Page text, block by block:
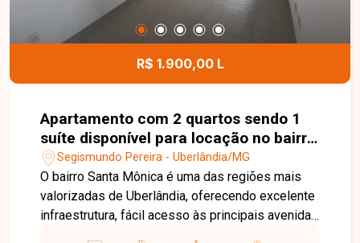
churrasqueira e móveis planejados, quintal com
paisagismo, área externa preparada para receber
piso, portão eletrônico, muros altos com cerca
concertina e câmeras de segurança, além de
até 03 carros, conforme o porte. Entre em contato
para mais informações e agende uma visita para
conhecer esta excelente oportunidade.
R$ 1.900,00 L
Apartamento com 2 quartos sendo 1
suíte disponível para locação no bairro
Santa Mônica em Uberlândia-MG
Segismundo Pereira - Uberlândia/MG
O bairro Santa Mônica é uma das regiões mais
valorizadas de Uberlândia, oferecendo excelente
infraestrutura, fácil acesso às principais avenidas